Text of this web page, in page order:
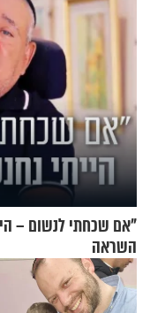
"אם שכחתי לנשום –
השראה